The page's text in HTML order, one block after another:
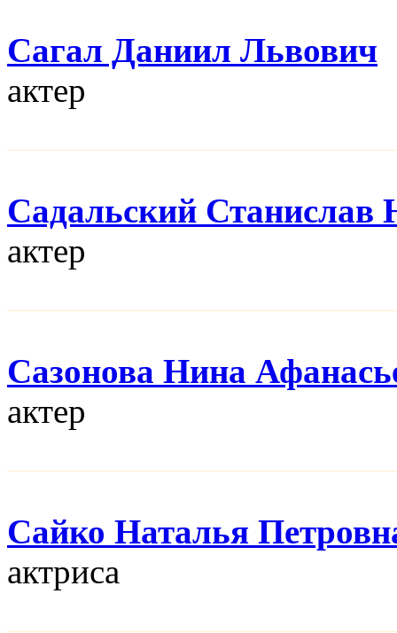
Сагал Даниил Львович
актер
Садальский
актер
Сазонова Нина
актер
Сайко Наталья
актриса